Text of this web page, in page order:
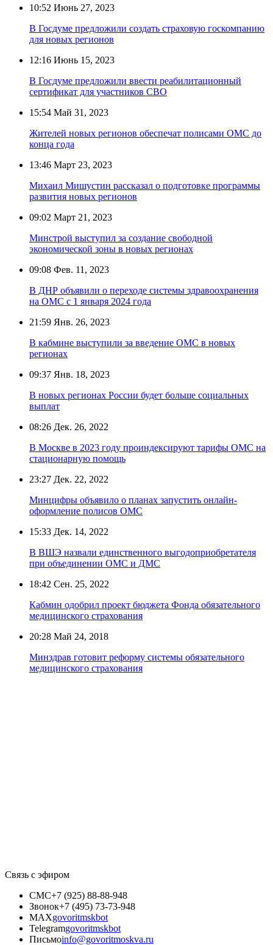
10:52 Июнь 27, 2023
В Госдуме предложили создать страховую госкомпанию
для новых регионов
12:16 Июнь 15, 2023
В Госдуме предложили ввести реабилитационный
сертификат для участников СВО
15:54 Май 31, 2023
Жителей новых регионов обеспечат полисами ОМС до
конца года
13:46 Март 23, 2023
Михаил Мишустин рассказал о подготовке программы
развития новых регионов
09:02 Март 21, 2023
Минстрой выступил за создание свободной
экономической зоны в новых регионах
09:08 Фев. 11, 2023
В ДНР объявили о переходе системы здравоохранения
на ОМС с 1 января 2024 года
21:59 Янв. 26, 2023
В кабмине выступили за введение ОМС в новых
регионах
09:37 Янв. 18, 2023
В новых регионах России будет больше социальных
выплат
08:26 Дек. 26, 2022
В Москве в 2023 году проиндексируют тарифы ОМС на
стационарную помощь
23:27 Дек. 22, 2022
Минцифры объявило о планах запустить онлайн-
оформление полисов ОМС
15:33 Дек. 14, 2022
В ВШЭ назвали единственного выгодоприобретателя
при объединении ОМС и ДМС
18:42 Сен. 25, 2022
Кабмин одобрил проект бюджета Фонда обязательного
медицинского страхования
20:28 Май 24, 2018
Минздрав готовит реформу системы обязательного
медицинского страхования
Связь с эфиром
СМС+7 (925) 88-88-948
Звонок+7 (495) 73-73-948
MAXgovoritmskbot
Telegramgovoritmskbot
Письмоinfo@govoritmoskva.ru